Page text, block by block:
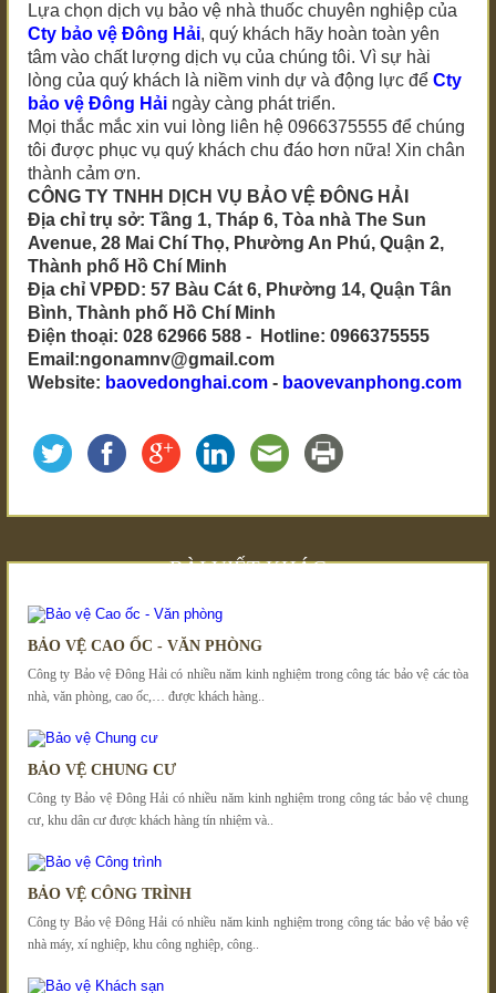
Lựa chọn dịch vụ bảo vệ nhà thuốc chuyên nghiệp của
Cty bảo vệ Đông Hải, quý khách hãy hoàn toàn yên
tâm vào chất lượng dịch vụ của chúng tôi. Vì sự hài
lòng của quý khách là niềm vinh dự và động lực để Cty
bảo vệ Đông Hải ngày càng phát triển.
Mọi thắc mắc xin vui lòng liên hệ 0966375555 để chúng
tôi được phục vụ quý khách chu đáo hơn nữa! Xin chân
thành cảm ơn.
CÔNG TY TNHH DỊCH VỤ BẢO VỆ ĐÔNG HẢI
Địa chỉ trụ sở: Tầng 1, Tháp 6, Tòa nhà The Sun
Avenue, 28 Mai Chí Thọ, Phường An Phú, Quận 2,
Thành phố Hồ Chí Minh
Địa chỉ VPĐD: 57 Bàu Cát 6, Phường 14, Quận Tân
Bình, Thành phố Hồ Chí Minh
Điện thoại: 028 62966 588 - Hotline: 0966375555
Email:ngonamnv@gmail.com
Website: baovedonghai.com - baovevanphong.com
BÀI VIẾT KHÁC
BẢO VỆ CAO ỐC - VĂN PHÒNG
Công ty Bảo vệ Đông Hải có nhiều năm kinh nghiệm trong công tác bảo vệ các tòa
nhà, văn phòng, cao ốc,… được khách hàng..
BẢO VỆ CHUNG CƯ
Công ty Bảo vệ Đông Hải có nhiều năm kinh nghiệm trong công tác bảo vệ chung
cư, khu dân cư được khách hàng tín nhiệm và..
BẢO VỆ CÔNG TRÌNH
Công ty Bảo vệ Đông Hải có nhiều năm kinh nghiệm trong công tác bảo vệ bảo vệ
nhà máy, xí nghiệp, khu công nghiệp, công..